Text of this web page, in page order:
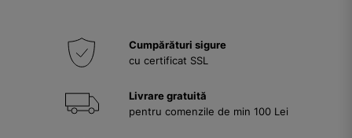
Cumpărături sigure
cu certificat SSL
Livrare gratuită
pentru comenzile de min 100 Lei